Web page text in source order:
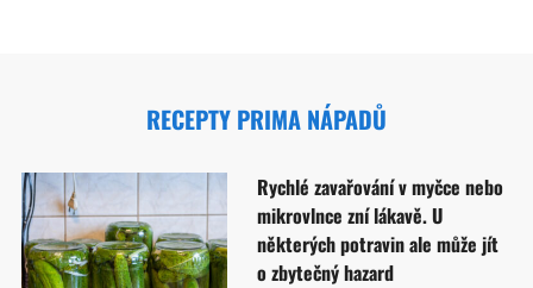
RECEPTY PRIMA NÁPADŮ
Rychlé zavařování v myčce nebo
mikrovlnce zní lákavě. U
některých potravin ale může jít
o zbytečný hazard